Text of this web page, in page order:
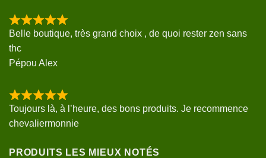
Belle boutique, très grand choix , de quoi rester zen sans
thc
Pépou Alex
Toujours là, à l’heure, des bons produits. Je recommence
chevaliermonnie
PRODUITS LES MIEUX NOTÉS